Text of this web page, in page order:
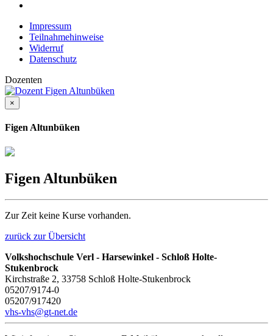
Impressum
Teilnahmehinweise
Widerruf
Datenschutz
Dozenten
×
Figen Altunbüken
Figen Altunbüken
Zur Zeit keine Kurse vorhanden.
zurück zur Übersicht
Volkshochschule Verl - Harsewinkel - Schloß Holte-
Stukenbrock
Kirchstraße 2, 33758 Schloß Holte-Stukenbrock
05207/9174-0
05207/917420
vhs-vhs@gt-net.de